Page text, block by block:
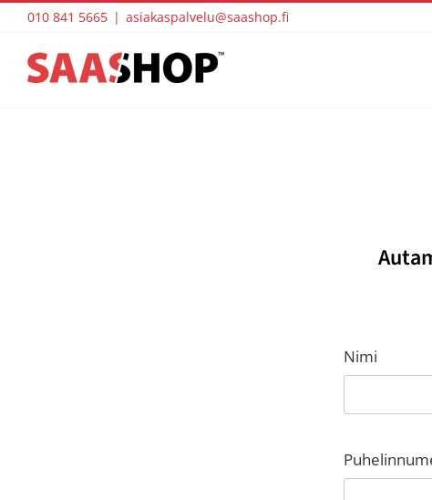
Skip
content
010 841 5665 | asiakaspalvelu@saashop.fi
Nimi